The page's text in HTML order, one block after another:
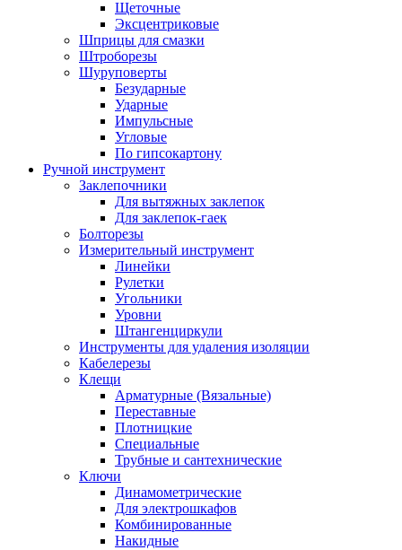
Щеточные
Эксцентриковые
Шприцы для смазки
Штроборезы
Шуруповерты
Безударные
Ударные
Импульсные
Угловые
По гипсокартону
Ручной инструмент
Заклепочники
Для вытяжных заклепок
Для заклепок-гаек
Болторезы
Измерительный инструмент
Линейки
Рулетки
Угольники
Уровни
Штангенциркули
Инструменты для удаления изоляции
Кабелерезы
Клещи
Арматурные (Вязальные)
Переставные
Плотницкие
Специальные
Трубные и сантехнические
Ключи
Динамометрические
Для электрошкафов
Комбинированные
Накидные